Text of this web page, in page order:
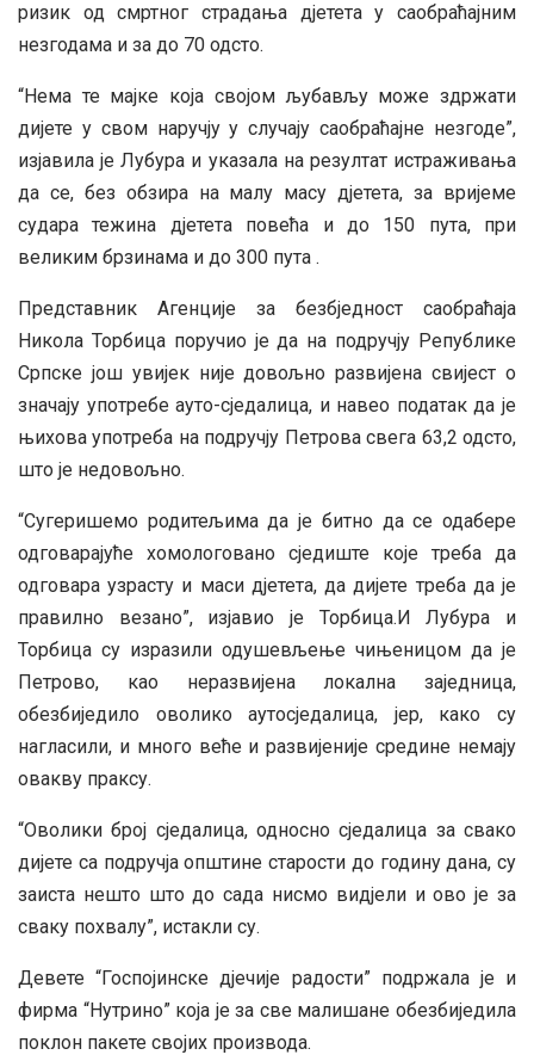
ризик од смртног страдања дјетета у саобраћајним
незгодама и за до 70 одсто.
“Нема те мајке која својом љубављу може здржати
дијете у свом наручју у случају саобраћајне незгоде”,
изјавила је Лубура и указала на резултат истраживања
да се, без обзира на малу масу дјетета, за вријеме
судара тежина дјетета повећа и до 150 пута, при
великим брзинама и до 300 пута .
Представник Агенције за безбједност саобраћаја
Никола Торбица поручио је да на подручју Републике
Српске још увијек није довољно развијена свијест о
значају употребе ауто-сједалица, и навео податак да је
њихова употреба на подручју Петрова свега 63,2 одсто,
што је недовољно.
“Сугеришемо родитељима да је битно да се одабере
одговарајуће хомологовано сједиште које треба да
одговара узрасту и маси дјетета, да дијете треба да је
правилно везано”, изјавио је Торбица.И Лубура и
Торбица су изразили одушевљење чињеницом да је
Петрово, као неразвијена локална заједница,
обезбиједило оволико аутосједалица, јер, како су
нагласили, и много веће и развијеније средине немају
овакву праксу.
“Оволики број сједалица, односно сједалица за свако
дијете са подручја општине старости до годину дана, су
заиста нешто што до сада нисмо видјели и ово је за
сваку похвалу”, истакли су.
Девете “Госпојинске дјечије радости” подржала је и
фирма “Нутрино” која је за све малишане обезбиједила
поклон пакете својих производа.